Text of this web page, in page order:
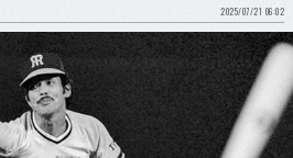
2025/07/21 06:02